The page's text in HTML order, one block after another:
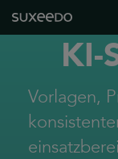
what we do
content marketing
seo
geo / llmo
KI-
Vorlagen,